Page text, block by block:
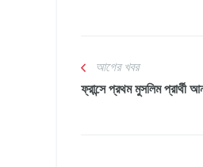
আগের খবর
ফ্রান্সে প্রথম মুসলিম প্রার্থী